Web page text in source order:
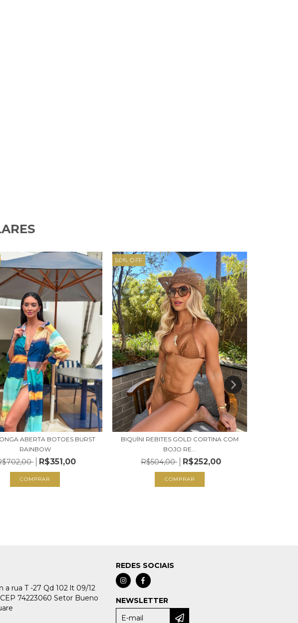
ABERTA BOTOES BURST
RAINBOW
R$351,00
COMPRAR
50% OFF
BIQUÍNI REBITES GOLD CORTINA COM
BOJO RE...
R$504,00 R$252,00
COMPRAR
a rua T -27 Qd 102 lt 09/12
74223060 Setor Bueno
REDES SOCIAIS
NEWSLETTER